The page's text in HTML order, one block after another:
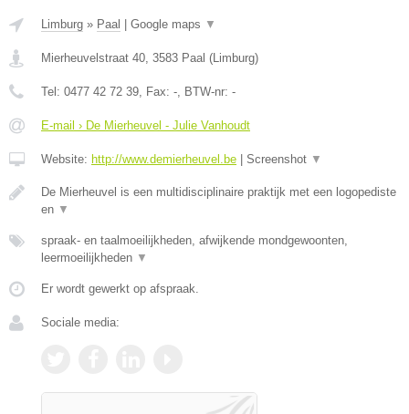
Limburg » Paal Google maps ▼
Mierheuvelstraat 40, 3583 Paal (Limburg)
Tel: 0477 42 72 39, Fax: -, BTW-nr: -
E-mail › De Mierheuvel - Julie Vanhoudt
Website: http://www.demierheuvel.be Screenshot ▼
De Mierheuvel is een multidisciplinaire praktijk met een logopediste
en ▼
spraak- en taalmoeilijkheden, afwijkende mondgewoonten,
leermoeilijkheden ▼
Er wordt gewerkt op afspraak.
Sociale media: